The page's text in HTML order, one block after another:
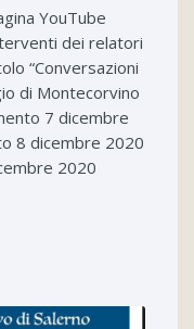
YouTube
dei relatori
“Conversazioni
di Montecorvino
7 dicembre
8 dicembre 2020
2020